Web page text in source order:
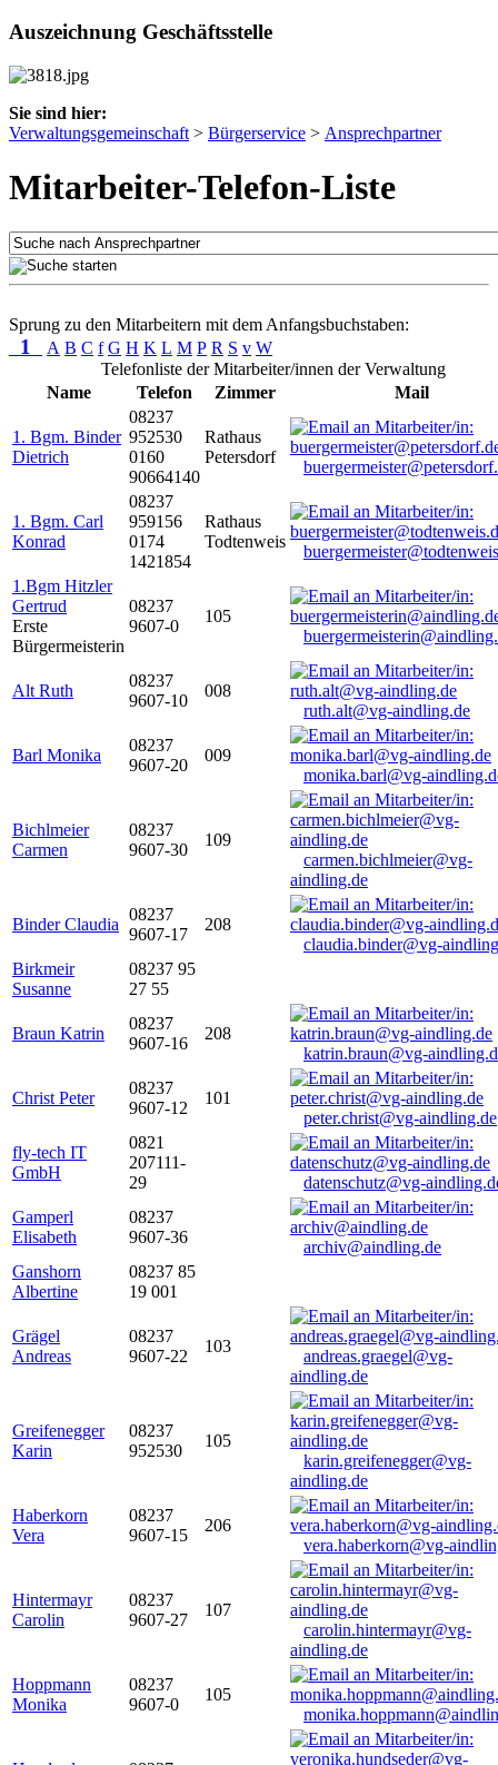
Auszeichnung Geschäftsstelle
Sie sind hier:
Verwaltungsgemeinschaft > Bürgerservice > Ansprechpartner
Mitarbeiter-Telefon-Liste
Sprung zu den Mitarbeitern mit dem Anfangsbuchstaben:
1 A B C f G H K L M P R S v W
Telefonliste der Mitarbeiter/innen der Verwaltung
Name
Telefon Zimmer Mail
1. Bgm. Binder
Dietrich
08237
952530
0160
90664140
Rathaus
Petersdorf
1. Bgm. Carl
Konrad
08237
959156
0174
1421854
Rathaus
Todtenweis
1.Bgm Hitzler
Gertrud
Erste
Bürgermeisterin
08237
9607-0
105
Alt Ruth
08237
9607-10
008
ruth.alt@vg-aindling.de
Barl Monika
08237
9607-20
009
monika.barl@vg-
Bichlmeier
Carmen
08237
9607-30
109
carmen.bichlmeier@vg-
aindling.de
Binder Claudia
08237
9607-17
208
claudia.binder@vg-
Birkmeir
Susanne
08237 95
27 55
Braun Katrin
08237
9607-16
208
katrin.braun@vg-
Christ Peter
08237
9607-12
101
peter.christ@vg-aindling.de
fly-tech IT
GmbH
0821
207111-
29
datenschutz@vg-
Gamperl
Elisabeth
08237
9607-36
archiv@aindling.de
Ganshorn
Albertine
08237 85
19 001
Grägel
Andreas
08237
9607-22
103
andreas.graegel@vg-
aindling.de
Greifenegger
Karin
08237
952530
105
karin.greifenegger@vg-
aindling.de
Haberkorn
Vera
08237
9607-15
206
vera.haberkorn@vg-
Hintermayr
Carolin
08237
9607-27
107
carolin.hintermayr@vg-
aindling.de
Hoppmann
Monika
08237
9607-0
105